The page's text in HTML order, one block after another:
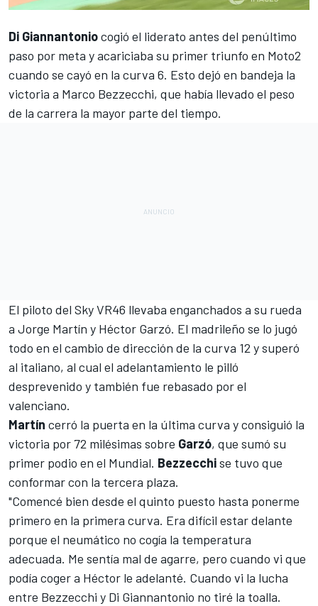
Di Giannantoniocogió el liderato antes del penúltimo
paso por meta y acariciaba su primer triunfo en Moto2
cuando se cayó en la curva 6. Esto dejó en bandeja la
victoria a Marco Bezzecchi, que había llevado el peso
de la carrera la mayor parte del tiempo.
El piloto del Sky VR46 llevaba enganchados a su rueda
a Jorge Martín y Héctor Garzó. El madrileño se lo jugó
todo en el cambio de dirección de la curva 12 y superó
al italiano, al cual el adelantamiento le pilló
desprevenido y también fue rebasado por el
valenciano.
Martín cerró la puerta en la última curva y consiguió la
victoria por 72 milésimas sobre Garzó, que sumó su
primer podio en el Mundial. Bezzecchise tuvo que
conformar con la tercera plaza.
"Comencé bien desde el quinto puesto hasta ponerme
primero en la primera curva. Era difícil estar delante
porque el neumático no cogía la temperatura
adecuada. Me sentía mal de agarre, pero cuando vi que
podía coger a Héctor le adelanté. Cuando vi la lucha
entre Bezzecchi y Di Giannantonio no tiré la toalla.